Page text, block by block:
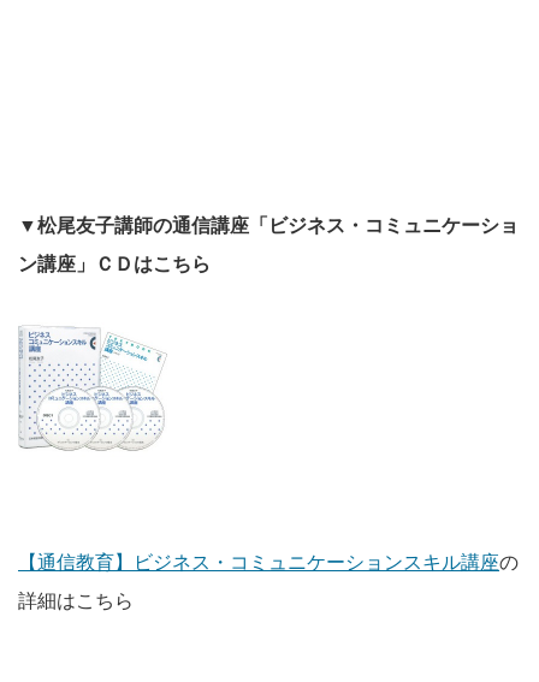
▼松尾友子講師の通信講座「ビジネス・コミュニケーショ
ン講座」ＣＤはこちら
【通信教育】ビジネス・コミュニケーションスキル講座の
詳細はこちら